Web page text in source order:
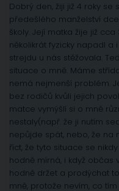
Dobrý den, žiji již 4 roky se
předešlého manželství
školy. Její matka žije již
několikrát fyzicky napadl a
strejdu u nás stěžovala.
situace o mně. Máme
nemá nejmenší problém.
bez rodičů kvůli jejich
matce vymýšlí si o mně
nestaly(např. že ji nutím
nepůjde spát, nebo, že na
říct, že tyto situace se
hodně mírná, i když občas
hodně držet a prodýchat
mně, protože nevím, co